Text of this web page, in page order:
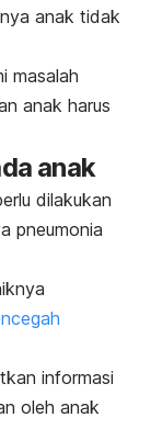
anak tidak
masalah
anak harus
anak
dilakukan
pneumonia
informasi
oleh anak